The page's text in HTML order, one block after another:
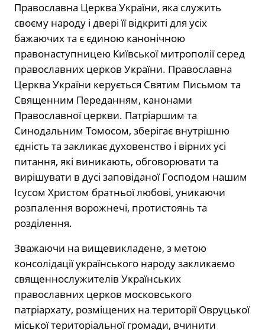
Православна Церква України, яка служить
своєму народу і двері її відкриті для усіх
бажаючих та є єдиною канонічною
правонаступницею Київської митрополії серед
православних церков України. Православна
Церква України керується Святим Письмом та
Священним Переданням, канонами
Православної церкви. Патріаршим та
Синодальним Томосом, зберігає внутрішню
єдність та закликає духовенство і вірних усі
питання, які виникають, обговорювати та
вирішувати в дусі заповіданої Господом нашим
Ісусом Христом братньої любові, уникаючи
розпалення ворожнечі, протистоянь та
розділення.
Зважаючи на вищевикладене, з метою
консолідації українського народу закликаємо
священнослужителів Українських
православних церков московського
патріархату, розміщених на території Овруцької
міської територіальної громади, вчинити